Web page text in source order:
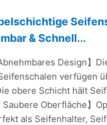
& Schnell...
Design】
verfügen
obere Schicht hält
Saubere Oberfläche】
als Seifenhalter,